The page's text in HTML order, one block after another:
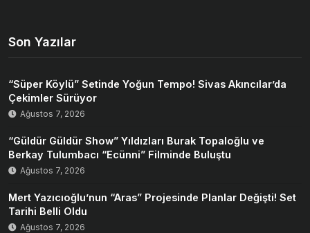
Son Yazılar
“Süper Köylü” Setinde Yoğun Tempo! Sivas Akıncılar’da
Çekimler Sürüyor
Ağustos 7, 2026
“Güldür Güldür Show” Yıldızları Burak Topaloğlu ve
Berkay Tulumbacı “Ecünni” Filminde Buluştu
Ağustos 7, 2026
Mert Yazıcıoğlu’nun “Aras” Projesinde Planlar Değişti! Set
Tarihi Belli Oldu
Ağustos 7, 2026